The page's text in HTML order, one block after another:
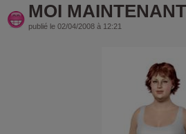
MOI
publié le 02/04/2008 à 12:21